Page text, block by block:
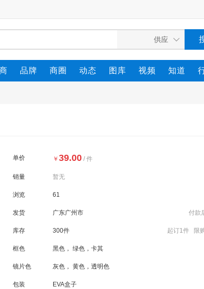
品牌 商圈 动态 图库 视频 知道
单价 ￥ 39.00 / 件
销量 暂无
浏览 61
发货 广东广州市 付款
库存 300件 起订1件 限
框色 黑色， 绿色，卡其
镜片色 灰色， 黄色，透明色
包装 EVA盒子